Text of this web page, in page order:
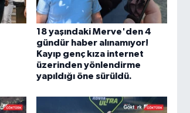
18 yaşındaki Merve'den 4
gündür haber alınamıyor!
Kayıp genç kıza internet
üzerinden yönlendirme
yapıldığı öne sürüldü.